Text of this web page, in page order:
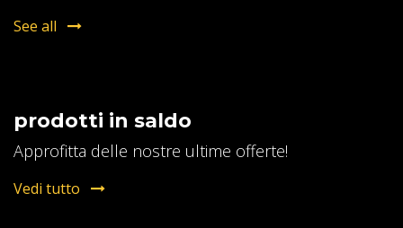
See all
prodotti in saldo
Approfitta delle nostre ultime offerte!
Vedi tutto